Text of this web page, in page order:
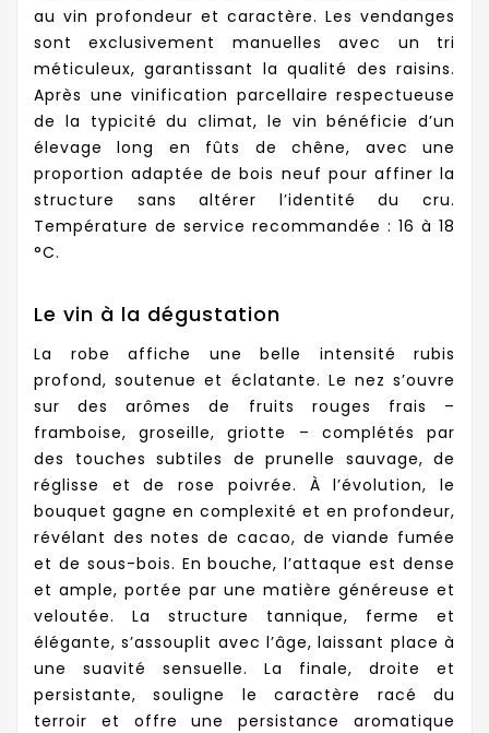
au vin profondeur et caractère. Les vendanges
sont exclusivement manuelles avec un tri
méticuleux, garantissant la qualité des raisins.
Après une vinification parcellaire respectueuse
de la typicité du climat, le vin bénéficie d’un
élevage long en fûts de chêne, avec une
proportion adaptée de bois neuf pour affiner la
structure sans altérer l’identité du cru.
Température de service recommandée : 16 à 18
°C.
Le vin à la dégustation
La robe affiche une belle intensité rubis
profond, soutenue et éclatante. Le nez s’ouvre
sur des arômes de fruits rouges frais –
framboise, groseille, griotte – complétés par
des touches subtiles de prunelle sauvage, de
réglisse et de rose poivrée. À l’évolution, le
bouquet gagne en complexité et en profondeur,
révélant des notes de cacao, de viande fumée
et de sous-bois. En bouche, l’attaque est dense
et ample, portée par une matière généreuse et
veloutée. La structure tannique, ferme et
élégante, s’assouplit avec l’âge, laissant place à
une suavité sensuelle. La finale, droite et
persistante, souligne le caractère racé du
terroir et offre une persistance aromatique